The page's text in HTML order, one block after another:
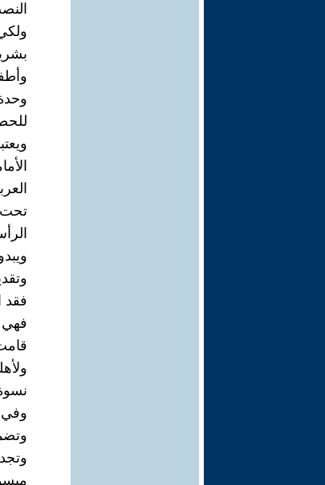
تحت
فقد
فهي
وفي